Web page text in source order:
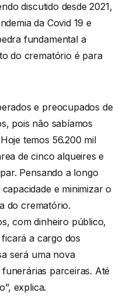
discutido desde 2021,
da Covid 19 e
fundamental a
do crematório é para
e preocupados de
pois não sabíamos
temos 56.200 mil
de cinco alqueires e
Pensando a longo
e minimizar o
do crematório.
com dinheiro público,
a cargo dos
será uma nova
parceiras. Até
explica.